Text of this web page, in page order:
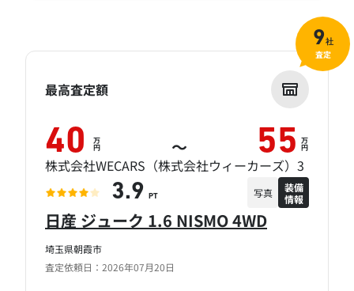
埼玉県朝霞市
査定依頼日：2026年07月20日
日産 ジューク 1.6 NISMO 4WD
最高査定額
40 万
円 ～ 55 万
円
株式会社WECARS（株式会社ウィーカーズ）3
3.9 PT 写真
装備
情報
9社
査定